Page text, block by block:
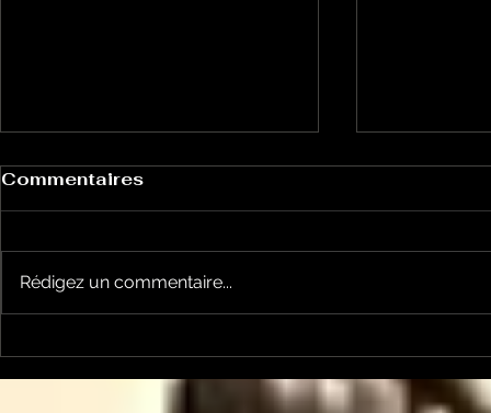
sa nouvelle édition
ariégeoise pour 2026-
lancé
Commentaires
Rédigez un commentaire...